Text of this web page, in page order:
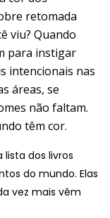
retomada
viu? Quando
para instigar
intencionais nas
áreas, se
não faltam.
têm cor.
dos livros
do mundo. Elas
vez mais vêm